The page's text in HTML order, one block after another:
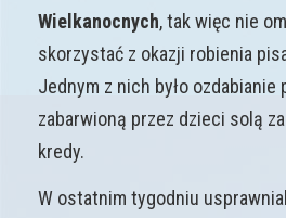
Wielkanocnych, tak więc nie
skorzystać z okazji robienia
Jednym z nich było
zabarwioną przez dzieci solą
kredy.
W ostatnim tygodniu